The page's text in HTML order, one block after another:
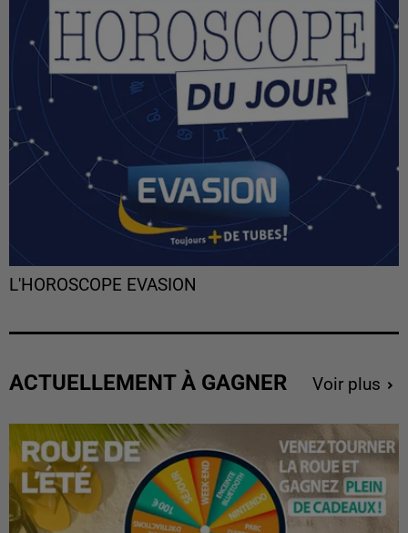
L'HOROSCOPE EVASION
ACTUELLEMENT À GAGNER Voir plus